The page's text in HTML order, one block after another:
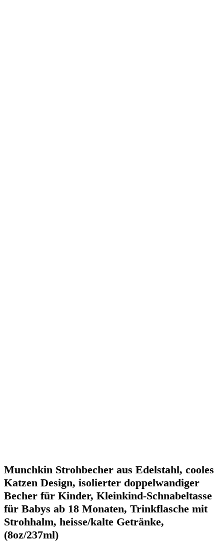
Munchkin Strohbecher aus Edelstahl, cooles
Katzen Design, isolierter doppelwandiger
Becher für Kinder, Kleinkind-Schnabeltasse
für Babys ab 18 Monaten, Trinkflasche mit
Strohhalm, heisse/kalte Getränke,
(8oz/237ml)